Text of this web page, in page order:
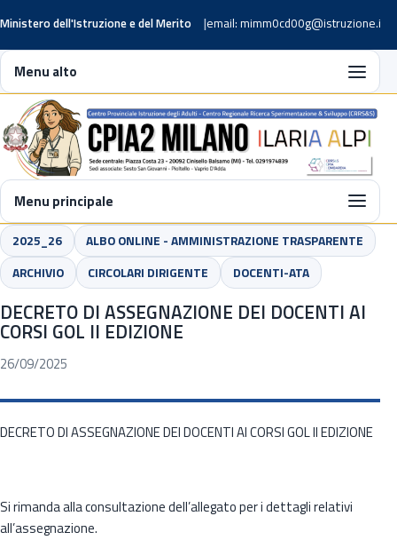
Ministero dell'Istruzione e del Merito email: mimm0cd00g@istruzione.it
Menu alto
Menu principale
2025_26
ALBO ONLINE - AMMINISTRAZIONE TRASPARENTE
ARCHIVIO
CIRCOLARI DIRIGENTE DOCENTI-ATA
DECRETO DI ASSEGNAZIONE DEI DOCENTI AI
CORSI GOL II EDIZIONE
26/09/2025
DECRETO DI ASSEGNAZIONE DEI DOCENTI AI CORSI GOL II EDIZIONE
Si rimanda alla consultazione dell’allegato per i dettagli relativi
all’assegnazione.